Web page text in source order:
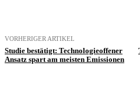
VORHERIGER ARTIKEL
Studie bestätigt: Technologieoffener
Ansatz spart am meisten Emissionen